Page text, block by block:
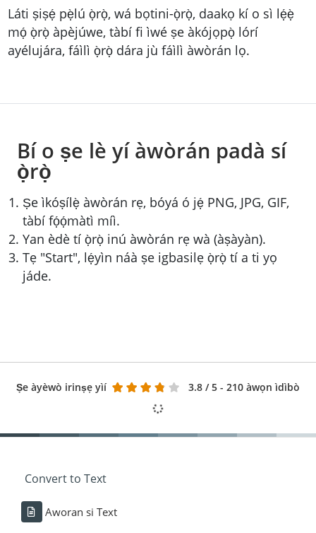
Láti ṣiṣẹ́ pẹ̀lú ọ̀rọ̀, wá bọtini-ọ̀rọ̀, daakọ kí o sì lẹ́ẹ̀
mọ́ ọ̀rọ̀ àpèjúwe, tàbí fi ìwé ṣe àkójọpọ̀ lórí
ayélujára, fáìlì ọ̀rọ̀ dára jù fáìlì àwòrán lọ.
Bí o ṣe lè yí àwòrán padà sí
ọ̀rọ̀
Ṣe ìkóṣílẹ̀ àwòrán rẹ, bóyá ó jẹ́ PNG, JPG, GIF,
tàbí fọ́ọ́màtì míì.
Yan èdè tí ọ̀rọ̀ inú àwòrán rẹ wà (àṣàyàn).
Tẹ "Start", lẹ́yìn náà ṣe igbasilẹ ọ̀rọ̀ tí a ti yọ
jáde.
Ṣe àyèwò irinṣẹ yìí 3.8 / 5 - 210 àwọn ìdìbò
Convert to Text
Aworan si Text